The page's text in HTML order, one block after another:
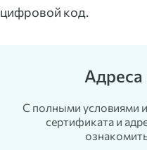
цифровой код.
Адреса
С полными условиями
сертификата и